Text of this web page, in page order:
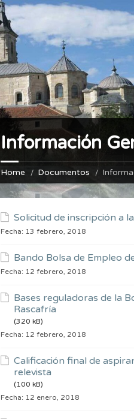
Información
Home Documentos
Solicitud de inscripción a
Fecha: 13 febrero, 2018
Bando Bolsa de Empleo
Fecha: 12 febrero, 2018
Bases reguladoras de la
Rascafría
(320 kB)
Fecha: 12 febrero, 2018
Calificación final de
relevista
(100 kB)
Fecha: 12 enero, 2018